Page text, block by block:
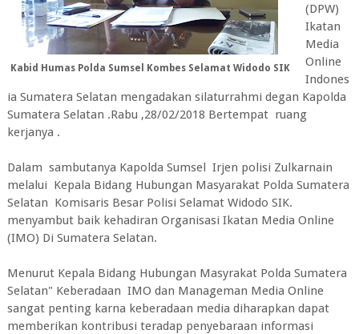
Kabid Humas Polda Sumsel Kombes Selamat Widodo SIK
(DPW)
Ikatan
Media
Online
Indones
ia Sumatera Selatan mengadakan silaturrahmi degan Kapolda
Sumatera Selatan .Rabu ,28/02/2018 Bertempat ruang
kerjanya .
Dalam sambutanya Kapolda Sumsel Irjen polisi Zulkarnain
melalui Kepala Bidang Hubungan Masyarakat Polda Sumatera
Selatan Komisaris Besar Polisi Selamat Widodo SIK.
menyambut baik kehadiran Organisasi Ikatan Media Online
(IMO) Di Sumatera Selatan.
Menurut Kepala Bidang Hubungan Masyrakat Polda Sumatera
Selatan" Keberadaan IMO dan Manageman Media Online
sangat penting karna keberadaan media diharapkan dapat
memberikan kontribusi teradap penyebaraan informasi